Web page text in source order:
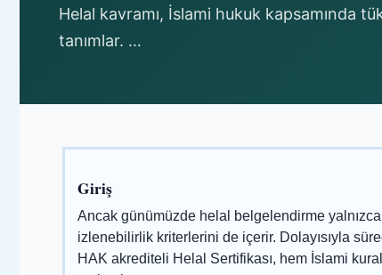
Helal kavramı, İslami hukuk kapsamında
tanımlar. …
Giriş
Ancak günümüzde helal belgelendirme
izlenebilirlik kriterlerini de içerir. Dolayısıyla
HAK akrediteli Helal Sertifikası, hem İslami